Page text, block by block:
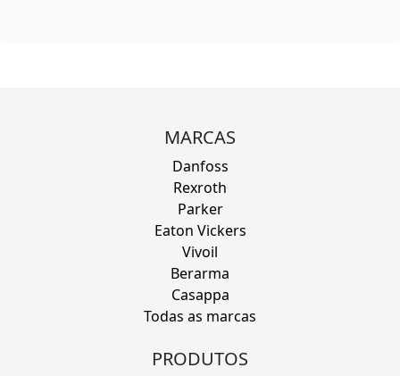
MARCAS
Danfoss
Rexroth
Parker
Eaton Vickers
Vivoil
Berarma
Casappa
Todas as marcas
PRODUTOS